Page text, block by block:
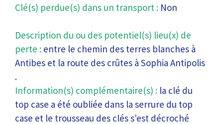
Clé(s) perdue(s) dans un transport : Non
Description du ou des potentiel(s) lieu(x) de
perte : entre le chemin des terres blanches à
Antibes et la route des crûtes à Sophia Antipolis
.
Information(s) complémentaire(s) : la clé du
top case a été oubliée dans la serrure du top
case et le trousseau des clés s'est décroché